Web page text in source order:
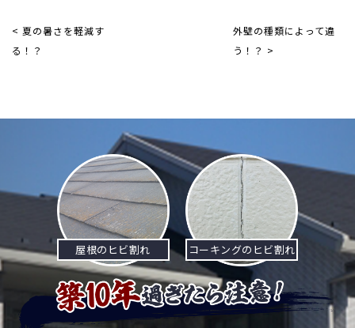
< 夏の暑さを軽減す
る！？
外壁の種類によって違
う！？ >
屋根のヒビ割れ コーキングのヒビ割れ